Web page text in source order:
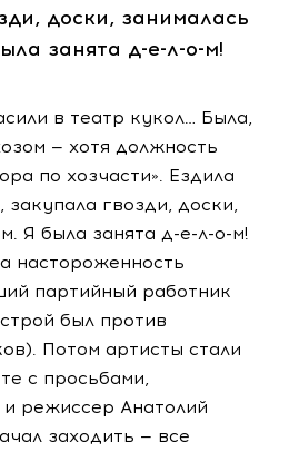
доски, занималась
занята д-е-л-о-м!
в театр кукол… Была,
— хотя должность
по хозчасти». Ездила
гвозди, доски,
Я была занята д-е-л-о-м!
настороженность
партийный работник
был против
Потом артисты стали
с просьбами,
режиссер Анатолий
заходить — все